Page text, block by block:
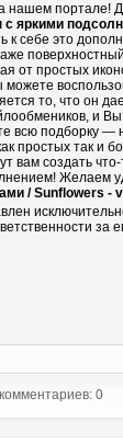
нашем портале!
яркими
к себе это
от простых
то, что он
и
всю подборку —
простых так и
вам создать
Желаем
/ Sunflowers -
за
комментариев: 0